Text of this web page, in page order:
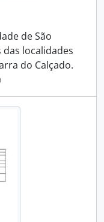
de São
localidades
do Calçado.